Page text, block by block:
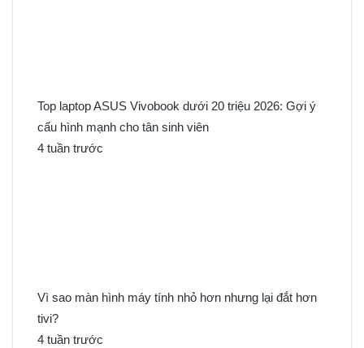
Top laptop ASUS Vivobook dưới 20 triệu 2026: Gợi ý
cấu hình mạnh cho tân sinh viên
4 tuần trước
Vì sao màn hình máy tính nhỏ hơn nhưng lại đắt hơn
tivi?
4 tuần trước